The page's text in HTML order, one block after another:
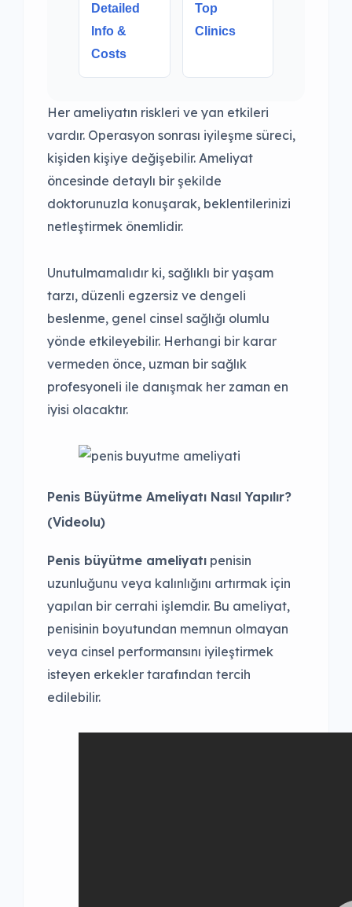
Detailed
Info &
Costs
Top
Clinics
Her ameliyatın riskleri ve yan etkileri
vardır. Operasyon sonrası iyileşme süreci,
kişiden kişiye değişebilir. Ameliyat
öncesinde detaylı bir şekilde
doktorunuzla konuşarak, beklentilerinizi
netleştirmek önemlidir.
Unutulmamalıdır ki, sağlıklı bir yaşam
tarzı, düzenli egzersiz ve dengeli
beslenme, genel cinsel sağlığı olumlu
yönde etkileyebilir. Herhangi bir karar
vermeden önce, uzman bir sağlık
profesyoneli ile danışmak her zaman en
iyisi olacaktır.
Penis Büyütme Ameliyatı Nasıl Yapılır?
(Videolu)
Penis büyütme ameliyatı penisin
uzunluğunu veya kalınlığını artırmak için
yapılan bir cerrahi işlemdir. Bu ameliyat,
penisinin boyutundan memnun olmayan
veya cinsel performansını iyileştirmek
isteyen erkekler tarafından tercih
edilebilir.